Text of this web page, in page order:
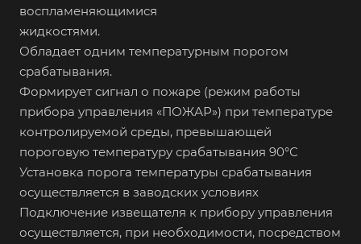
воспламеняющимися
жидкостями.
Обладает одним температурным порогом
срабатывания.
Формирует сигнал о пожаре (режим работы
прибора управления «ПОЖАР») при температуре
контролируемой среды, превышающей
пороговую температуру срабатывания 90°С
Установка порога температуры срабатывания
осуществляется в заводских условиях
Подключение извещателя к прибору управления
осуществляется, при необходимости, посредством